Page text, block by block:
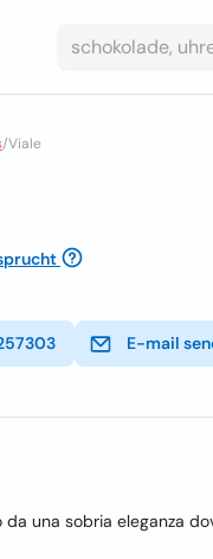
/Viale
E-mail
una sobria eleganza